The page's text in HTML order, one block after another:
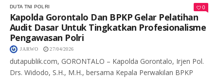
DUTA TNI POLRI 0
Kapolda Gorontalo Dan BPKP Gelar Pelatihan
Audit Dasar Untuk Tingkatkan Profesionalisme
Pengawasan Polri
JARWO 27/04/2026
dutapublik.com, GORONTALO – Kapolda Gorontalo, Irjen Pol.
Drs. Widodo, S.H., M.H., bersama Kepala Perwakilan BPKP